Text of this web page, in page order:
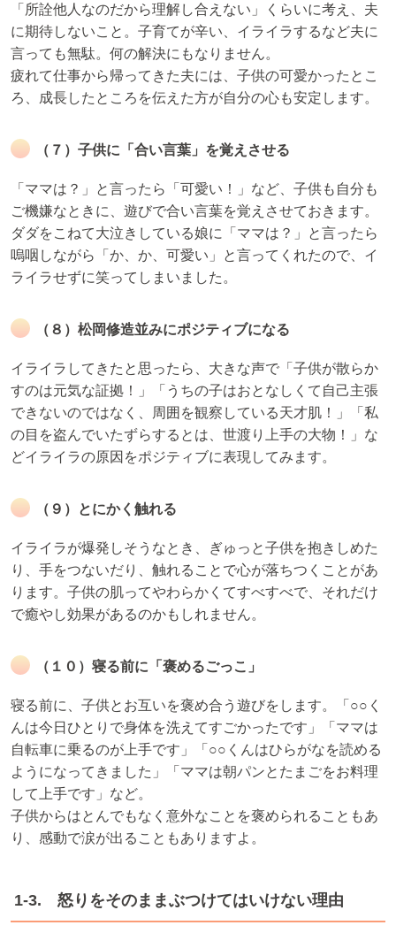
「所詮他人なのだから理解し合えない」くらいに考え、夫
に期待しないこと。子育てが辛い、イライラするなど夫に
言っても無駄。何の解決にもなりません。
疲れて仕事から帰ってきた夫には、子供の可愛かったとこ
ろ、成長したところを伝えた方が自分の心も安定します。
（７）子供に「合い言葉」を覚えさせる
「ママは？」と言ったら「可愛い！」など、子供も自分も
ご機嫌なときに、遊びで合い言葉を覚えさせておきます。
ダダをこねて大泣きしている娘に「ママは？」と言ったら
嗚咽しながら「か、か、可愛い」と言ってくれたので、イ
ライラせずに笑ってしまいました。
（８）松岡修造並みにポジティブになる
イライラしてきたと思ったら、大きな声で「子供が散らか
すのは元気な証拠！」「うちの子はおとなしくて自己主張
できないのではなく、周囲を観察している天才肌！」「私
の目を盗んでいたずらするとは、世渡り上手の大物！」な
どイライラの原因をポジティブに表現してみます。
（９）とにかく触れる
イライラが爆発しそうなとき、ぎゅっと子供を抱きしめた
り、手をつないだり、触れることで心が落ちつくことがあ
ります。子供の肌ってやわらかくてすべすべで、それだけ
で癒やし効果があるのかもしれません。
（１０）寝る前に「褒めるごっこ」
寝る前に、子供とお互いを褒め合う遊びをします。「○○く
んは今日ひとりで身体を洗えてすごかったです」「ママは
自転車に乗るのが上手です」「○○くんはひらがなを読める
ようになってきました」「ママは朝パンとたまごをお料理
して上手です」など。
子供からはとんでもなく意外なことを褒められることもあ
り、感動で涙が出ることもありますよ。
1-3. 怒りをそのままぶつけてはいけない理由